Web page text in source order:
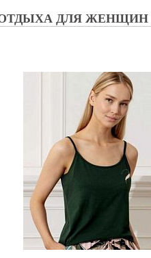
ДЛЯ ЖЕНЩИН